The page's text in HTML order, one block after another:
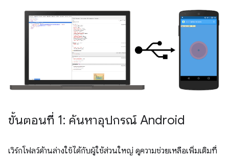
ขั้นตอนที่ 1: ค้นหาอุปกรณ์ Android
เวิร์กโฟลว์ด้านล่างใช้ได้กับผู้ใช้ส่วนใหญ่ ดูความช่วยเหลือเพิ่มเติมที่